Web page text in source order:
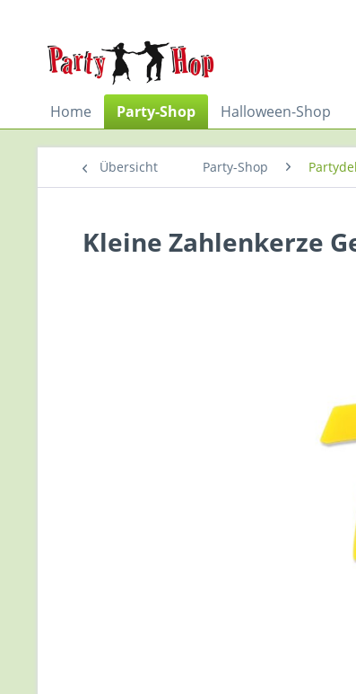
Home Party-Shop Halloween-Shop
Übersicht Party-Shop
Kleine Zahlenkerze